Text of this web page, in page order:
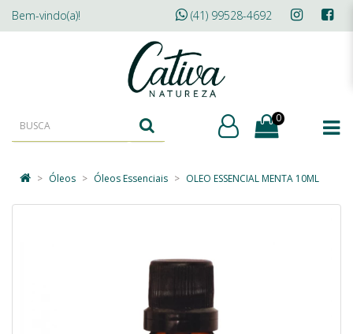
Bem-vindo(a)! (41) 99528-4692
0
Óleos Óleos Essenciais OLEO ESSENCIAL MENTA 10ML